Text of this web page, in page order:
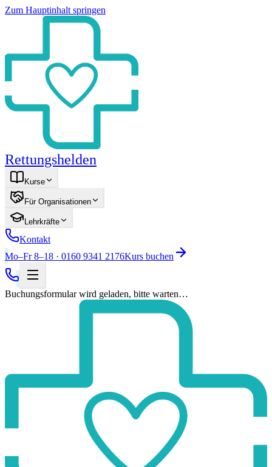
Zum Hauptinhalt springen
Rettungshelden
Kurse
Für Organisationen
Lehrkräfte
Kontakt
Mo–Fr 8–18 · 0160 9341 2176Kurs buchen
Buchungsformular wird geladen, bitte warten…